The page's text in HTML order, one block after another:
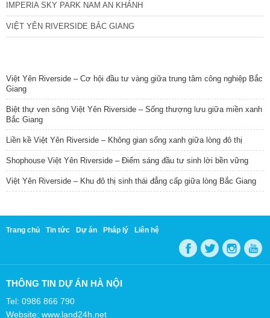
IMPERIA SKY PARK NAM AN KHÁNH
VIỆT YÊN RIVERSIDE BẮC GIANG
Việt Yên Riverside – Cơ hội đầu tư vàng giữa trung tâm công nghiệp Bắc
Giang
Biệt thự ven sông Việt Yên Riverside – Sống thượng lưu giữa miền xanh
Bắc Giang
Liền kề Việt Yên Riverside – Không gian sống xanh giữa lòng đô thị
Shophouse Việt Yên Riverside – Điểm sáng đầu tư sinh lời bền vững
Việt Yên Riverside – Khu đô thị sinh thái đẳng cấp giữa lòng Bắc Giang
Trang chủ Tin tức Dự án Pháp lý Liên hệ
THÔNG TIN DỰ ÁN HÀ NỘI
Tel: 0986 866 790
Website: www.land24h.net